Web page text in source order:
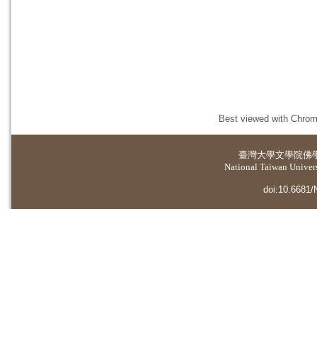
Best viewed with
臺灣大學文學院佛
National Taiwan
doi:10.6681/